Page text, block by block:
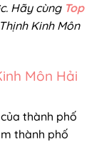
Hãy cùng Top
Kinh Môn
Môn Hải
thành phố
thành phố